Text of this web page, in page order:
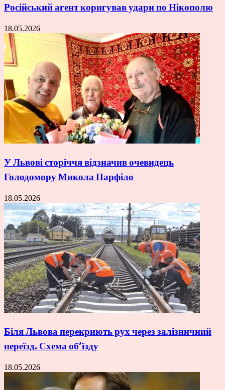
Російський агент коригував удари по Нікополю
18.05.2026
У Львові сторіччя відзначив очевидець
Голодомору Микола Парфіло
18.05.2026
Біля Львова перекриють рух через залізничний
переїзд. Схема об’їзду
18.05.2026